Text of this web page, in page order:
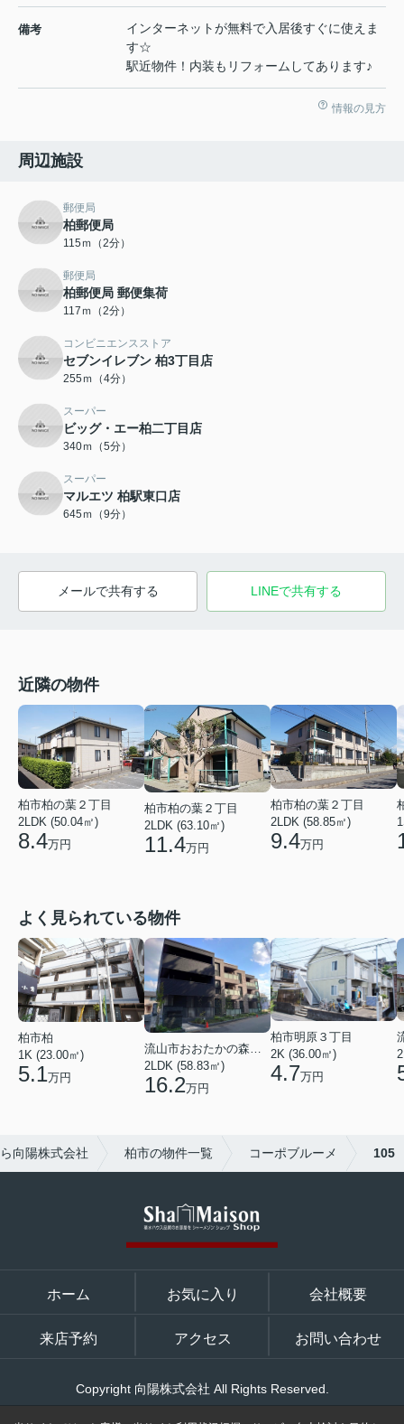
備考
インターネットが無料で入居後すぐに使えま
す☆
駅近物件！内装もリフォームしてあります♪
情報の見方
周辺施設
郵便局
柏郵便局
115ｍ（2分）
郵便局
柏郵便局 郵便集荷
117ｍ（2分）
コンビニエンスストア
セブンイレブン 柏3丁目店
255ｍ（4分）
スーパー
ビッグ・エー柏二丁目店
340ｍ（5分）
スーパー
マルエツ 柏駅東口店
645ｍ（9分）
メールで共有する LINEで共有する
近隣の物件
柏市柏の葉２丁目
2LDK (50.04㎡)
8.4万円
柏市柏の葉２丁目
2LDK (63.10㎡)
11.4万円
柏市柏の葉２丁目
2LDK (58.85㎡)
9.4万円
よく見られている物件
柏市柏
1K (23.00㎡)
5.1万円
2LDK (58.83㎡)
16.2万円
柏市明原３丁目
2K (36.00㎡)
4.7万円
向陽株式会社 柏市の物件一覧 コーポブルーメ 105
ホーム お気に入り 会社概要
来店予約 アクセス お問い合わせ
Copyright 向陽株式会社 All Rights Reserved.